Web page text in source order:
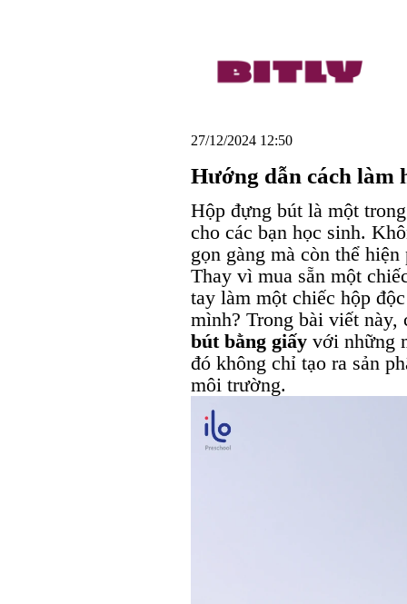
27/12/2024 12:50
Hướng dẫn cách làm
Hộp đựng bút là một
cho các bạn học sinh.
gọn gàng mà còn thể
Thay vì mua sẵn một
tay làm một chiếc hộp
mình? Trong bài viết này,
bút bằng giấy với những
đó không chỉ tạo ra sản
môi trường.